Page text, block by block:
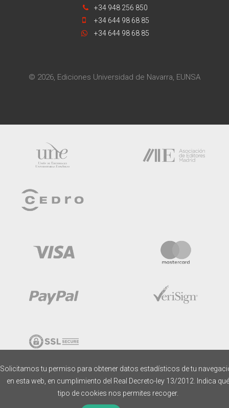
+34 948 256 850
+34 644 98 68 85
+34 644 98 68 85
© 2026, Ediciones Universidad de Navarra, EUNSA
Solicitamos tu permiso para obtener datos estadísticos de tu
en esta web, en cumplimiento del Real Decreto-ley 13/2012. Indica qué
tipo de cookies nos permites recoger.